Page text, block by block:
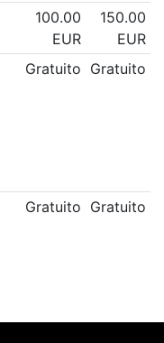
100.00
EUR
150.00
EUR
Gratuito Gratuito
Gratuito Gratuito